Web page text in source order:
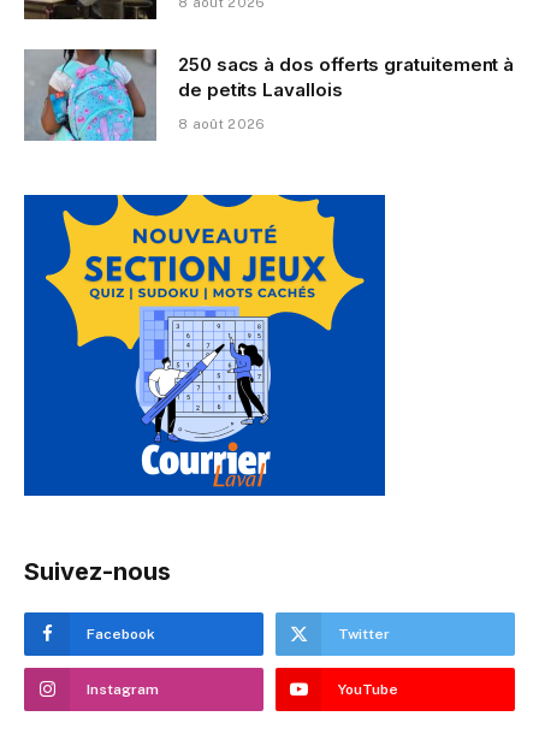
250 sacs à dos offerts gratuitement à
de petits Lavallois
8 août 2026
Suivez-nous
Facebook Twitter
Instagram YouTube